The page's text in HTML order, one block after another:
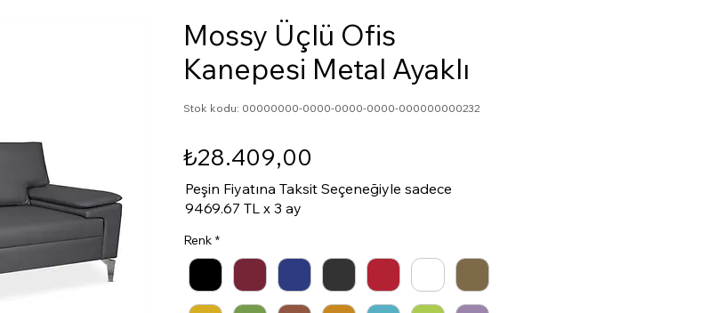
Mossy Üçlü Ofis
Kanepesi Metal Ayaklı
Stok kodu: 00000000-0000-0000-0000-000000000232
₺28.409,00
Peşin Fiyatına Taksit Seçeneğiyle sadece
9469.67 TL x 3 ay
Renk *